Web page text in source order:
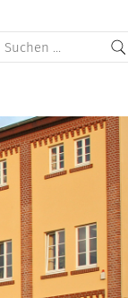
HAFEN
ÜBERSICHT
ZAHLEN & FAKTEN
FOTOGALERIE